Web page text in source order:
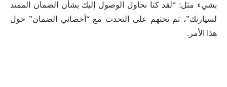
بشيء مثل: “لقد كنا نحاول الوصول إليك بشأن الضمان الممتد
لسيارتك”، ثم نحثهم على التحدث مع “أخصائي الضمان” حول
هذا الأمر.